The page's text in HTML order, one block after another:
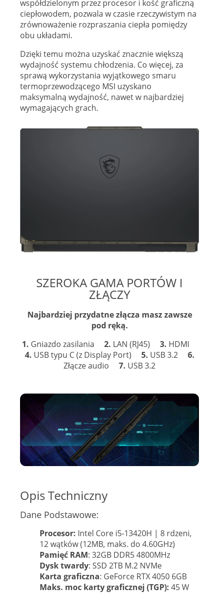
współdzielonym przez procesor i kość graficzną
ciepłowodem, pozwala w czasie rzeczywistym na
zrównoważenie rozpraszania ciepła pomiędzy
obu układami.
Dzięki temu można uzyskać znacznie większą
wydajność systemu chłodzenia. Co więcej, za
sprawą wykorzystania wyjątkowego smaru
termoprzewodzącego MSI uzyskano
maksymalną wydajność, nawet w najbardziej
wymagających grach.
SZEROKA GAMA PORTÓW I
ZŁĄCZY
Najbardziej przydatne złącza masz zawsze
pod ręką.
1. Gniazdo zasilania 2. LAN (RJ45) 3. HDMI
4. USB typu C (z Display Port) 5. USB 3.2 6.
Złącze audio 7. USB 3.2
Opis Techniczny
Dane Podstawowe:
Procesor: Intel Core i5-13420H | 8 rdzeni,
12 wątków (12MB, maks. do 4.60GHz)
Pamięć RAM: 32GB DDR5 4800MHz
Dysk twardy: SSD 2TB M.2 NVMe
Karta graficzna: GeForce RTX 4050 6GB
Maks. moc karty graficznej (TGP): 45 W